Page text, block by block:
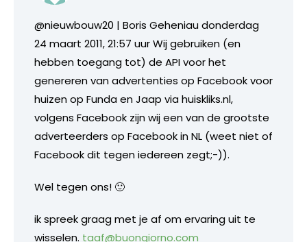
@nieuwbouw20 | Boris Geheniau donderdag
24 maart 2011, 21:57 uur Wij gebruiken (en
hebben toegang tot) de API voor het
genereren van advertenties op Facebook voor
huizen op Funda en Jaap via huiskliks.nl,
volgens Facebook zijn wij een van de grootste
adverteerders op Facebook in NL (weet niet of
Facebook dit tegen iedereen zegt;-)).
Wel tegen ons! 🙂
ik spreek graag met je af om ervaring uit te
wisselen. taaf@buongiorno.com